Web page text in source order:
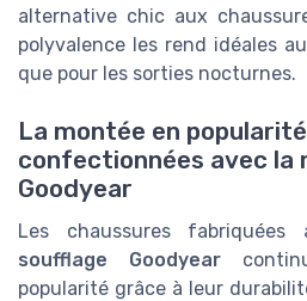
alternative chic aux
polyvalence les rend idéales
que pour les sorties nocturnes.
La montée en
confectionnées avec la
Goodyear
Les chaussures
soufflage Goodyear
popularité grâce à leur